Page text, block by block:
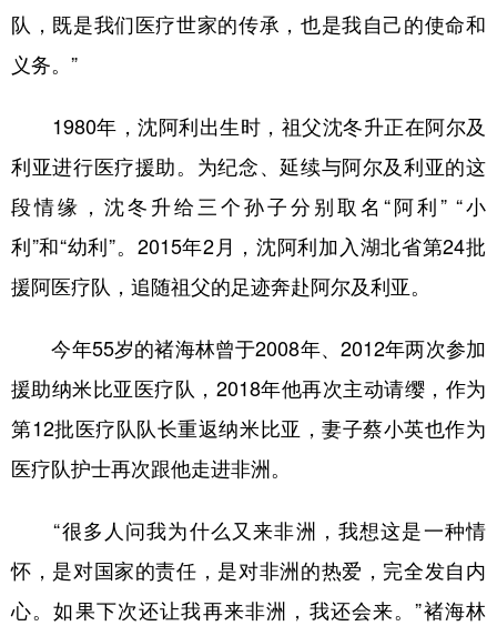
队，既是我们医疗世家的传承，也是我自己的使命和
义务。”
1980年，沈阿利出生时，祖父沈冬升正在阿尔及
利亚进行医疗援助。为纪念、延续与阿尔及利亚的这
段情缘，沈冬升给三个孙子分别取名“阿利” “小
利”和“幼利”。2015年2月，沈阿利加入湖北省第24批
援阿医疗队，追随祖父的足迹奔赴阿尔及利亚。
今年55岁的褚海林曾于2008年、2012年两次参加
援助纳米比亚医疗队，2018年他再次主动请缨，作为
第12批医疗队队长重返纳米比亚，妻子蔡小英也作为
医疗队护士再次跟他走进非洲。
“很多人问我为什么又来非洲，我想这是一种情
怀，是对国家的责任，是对非洲的热爱，完全发自内
心。如果下次还让我再来非洲，我还会来。”褚海林